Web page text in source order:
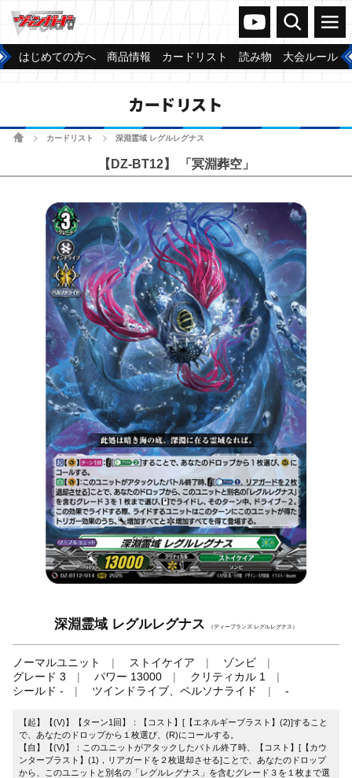
ヴァンガードch
検索 メニュー
はじめての方へ 商品情報 カードリスト 読み物 大会ルール
カードリスト
ホームカードリスト 深淵霊域 レグルレグナス
【DZ-BT12】 「冥淵葬空」
深淵霊域 レグルレグナス （ディープランズ レグルレグナス）
ノーマルユニット ストイケイア
ゾンビ
グレード 3
パワー 13000
クリティカル 1
シールド -
ツインドライブ、ペルソナライド -
【起】【(V)】【ターン1回】：【コスト】[【エネルギーブラスト】(2)]すること
で、あなたのドロップから１枚選び、(R)にコールする。
【自】【(V)】：このユニットがアタックしたバトル終了時、【コスト】[【カウ
ンターブラスト】(1)，リアガードを２枚退却させる]ことで、あなたのドロップ
から、このユニットと別名の「レグルレグナス」を含むグレード３を１枚まで選